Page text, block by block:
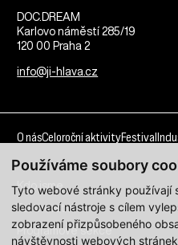
Používáme soubory
Tyto webové stránky používají
sledovací nástroje s cílem
zobrazení přizpůsobeného
návštěvnosti webových
DOC.DREAM​
Karlovo náměstí 285/19
120 00 Praha 2
info@ji-hlava.cz
O násCeloroční aktivityFestival
Kdo jsme
Partnerství
Programové sekce